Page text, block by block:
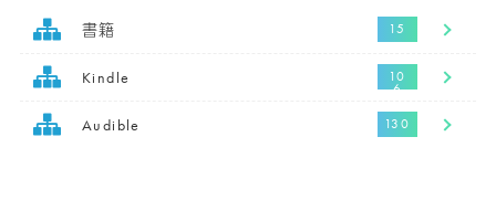
書籍
Kindle
Audible